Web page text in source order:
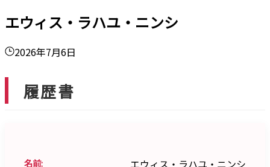
エウィス・ラハユ・ニンシ
2026年7月6日
履歴書
名前:
エウィス・ラハユ・ニンシ